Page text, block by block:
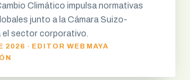
Climático impulsa normativas
junto a la Cámara Suizo-
el sector corporativo.
2026 · EDITOR WEB MAYA